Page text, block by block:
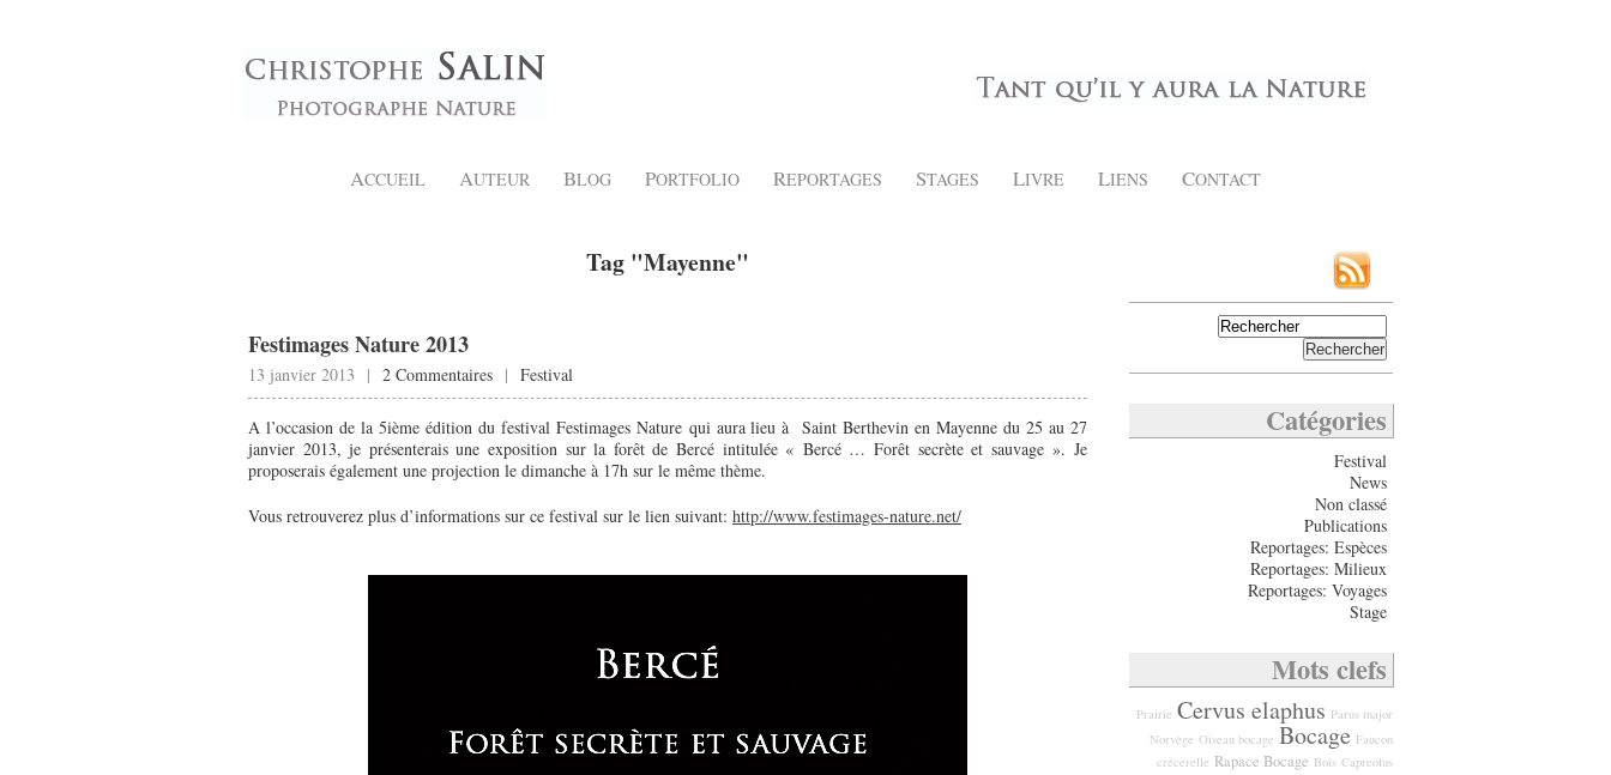
ACCUEIL AUTEUR BLOG PORTFOLIO REPORTAGES STAGES LIVRE LIENS CONTACT
Tag "Mayenne"
Festimages Nature 2013
13 janvier 2013 | 2 Commentaires | Festival
A l’occasion de la 5ième édition du festival Festimages Nature qui aura lieu à Saint Berthevin en Mayenne du 25 au 27
janvier 2013, je présenterais une exposition sur la forêt de Bercé intitulée « Bercé … Forêt secrète et sauvage ». Je
proposerais également une projection le dimanche à 17h sur le même thème.
Vous retrouverez plus d’informations sur ce festival sur le lien suivant: http://www.festimages-nature.net/
Catégories
Festival
News
Non classé
Publications
Reportages: Espèces
Reportages: Milieux
Reportages: Voyages
Stage
Mots clefs
Prairie Cervus elaphus Parus major
Norvège Oiseau bocage Bocage Faucon
crécerelle Rapace Bocage Bois Capreolus